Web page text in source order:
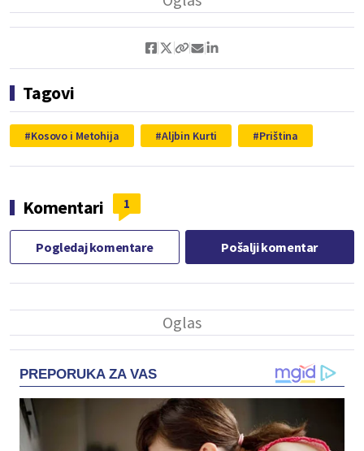
Tagovi
Kosovo i Metohija Aljbin Kurti Priština
Komentari 1
Pogledaj komentare Pošalji komentar
PREPORUKA ZA VAS